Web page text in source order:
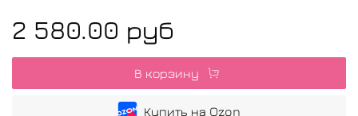
2 580.00 руб
В корзину
Купить на Ozon